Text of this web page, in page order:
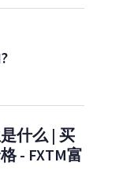
什么 | 买
- FXTM富